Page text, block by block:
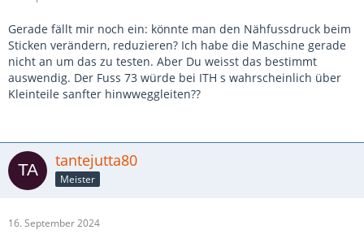
Gerade fällt mir noch ein: könnte man den Nähfussdruck beim
Sticken verändern, reduzieren? Ich habe die Maschine gerade
nicht an um das zu testen. Aber Du weisst das bestimmt
auswendig. Der Fuss 73 würde bei ITH s wahrscheinlich über
Kleinteile sanfter hinwweggleiten??
tantejutta80
Meister
16. September 2024